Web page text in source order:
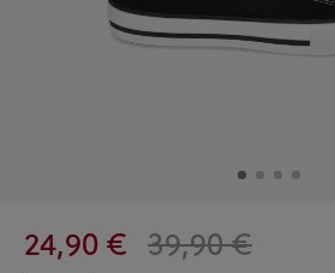
24,90 € 39,90 €